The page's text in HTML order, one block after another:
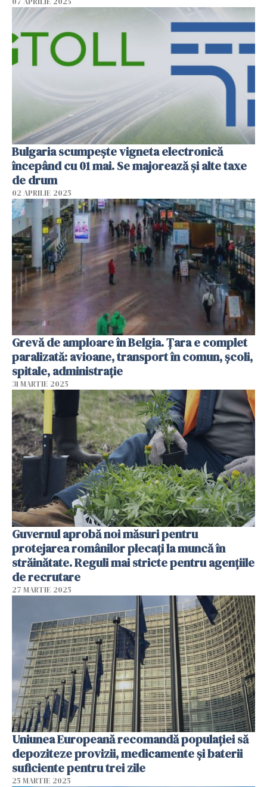
Bulgaria scumpește vigneta electronică
începând cu 01 mai. Se majorează și alte taxe
de drum
02 APRILIE 2025
Grevă de amploare în Belgia. Țara e complet
paralizată: avioane, transport în comun, școli,
spitale, administrație
31 MARTIE 2025
Guvernul aprobă noi măsuri pentru
protejarea românilor plecați la muncă în
străinătate. Reguli mai stricte pentru agenţiile
de recrutare
27 MARTIE 2025
Uniunea Europeană recomandă populației să
depoziteze provizii, medicamente și baterii
suficiente pentru trei zile
25 MARTIE 2025